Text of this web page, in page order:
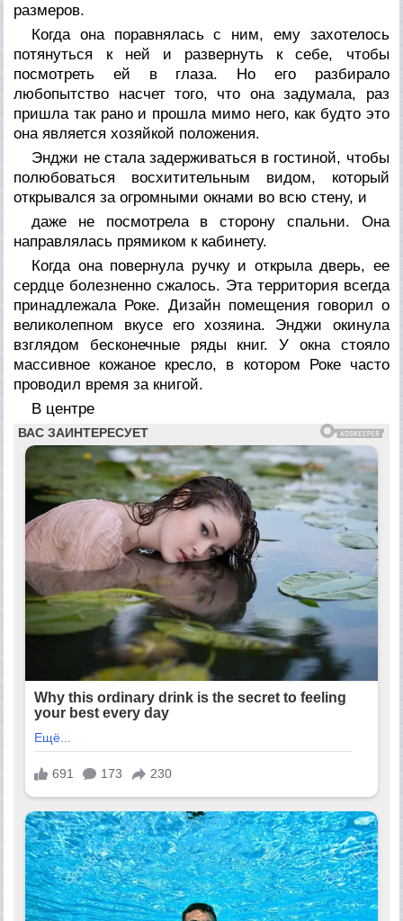
размеров.
Когда она поравнялась с ним, ему захотелось
потянуться к ней и развернуть к себе, чтобы
посмотреть ей в глаза. Но его разбирало
любопытство насчет того, что она задумала, раз
пришла так рано и прошла мимо него, как будто это
она является хозяйкой положения.
Энджи не стала задерживаться в гостиной, чтобы
полюбоваться восхитительным видом, который
открывался за огромными окнами во всю стену, и
даже не посмотрела в сторону спальни. Она
направлялась прямиком к кабинету.
Когда она повернула ручку и открыла дверь, ее
сердце болезненно сжалось. Эта территория всегда
принадлежала Роке. Дизайн помещения говорил о
великолепном вкусе его хозяина. Энджи окинула
взглядом бесконечные ряды книг. У окна стояло
массивное кожаное кресло, в котором Роке часто
проводил время за книгой.
В центре